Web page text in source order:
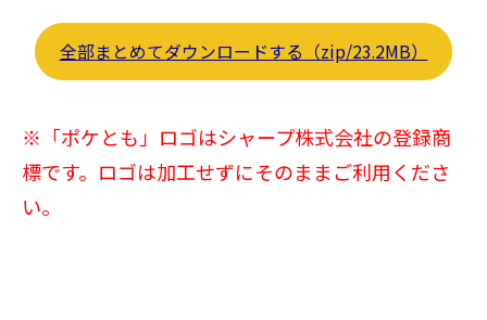
全部まとめてダウンロードする（zip/23.2MB）
※「ポケとも」ロゴはシャープ株式会社の登録商
標です。ロゴは加工せずにそのままご利用くださ
い。